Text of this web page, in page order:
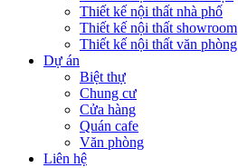
Thiết kế nội thất nhà phố
Thiết kế nội thất showroom
Thiết kế nội thất văn phòng
Dự án
Biệt thự
Chung cư
Cửa hàng
Quán cafe
Văn phòng
Liên hệ